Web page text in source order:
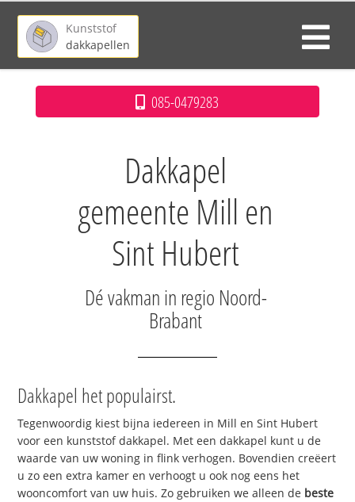
Kunststof
dakkapellen
085-0479283
Dakkapel
gemeente Mill en
Sint Hubert
Dé vakman in regio Noord-
Brabant
Dakkapel het populairst.
Tegenwoordig kiest bijna iedereen in Mill en Sint Hubert
voor een kunststof dakkapel. Met een dakkapel kunt u de
waarde van uw woning in flink verhogen. Bovendien creëert
u zo een extra kamer en verhoogt u ook nog eens het
wooncomfort van uw huis. Zo gebruiken we alleen de beste